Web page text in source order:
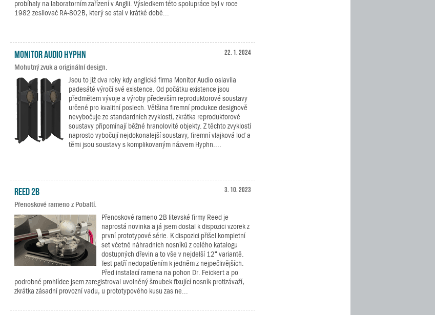
probíhaly na laboratorním zařízení v Anglii. Výsledkem této spolupráce byl v roce
1982 zesilovač RA-802B, který se stal v krátké době...
22. 1. 2024
Monitor Audio Hyphn
Mohutný zvuk a originální design.
Jsou to již dva roky kdy anglická firma Monitor Audio oslavila
padesáté výročí své existence. Od počátku existence jsou
předmětem vývoje a výroby především reproduktorové soustavy
určené pro kvalitní poslech. Většina firemní produkce designově
nevybočuje ze standardních zvyklostí, zkrátka reproduktorové
soustavy připomínají běžné hranolovité objekty. Z těchto zvyklostí
naprosto vybočují nejdokonalejší soustavy, firemní vlajková loď a
těmi jsou soustavy s komplikovaným názvem Hyphn....
3. 10. 2023
Reed 2B
Přenoskové rameno z Pobaltí.
Přenoskové rameno 2B litevské firmy Reed je
naprostá novinka a já jsem dostal k dispozici vzorek z
první prototypové série. K dispozici přišel kompletní
set včetně náhradních nosníků z celého katalogu
dostupných dřevin a to vše v nejdelší 12“ variantě.
Test patří nedopatřením k jedněm z nejpečlivějších.
Před instalací ramena na pohon Dr. Feickert a po
podrobné prohlídce jsem zaregistroval uvolněný šroubek fixující nosník protizávaží,
zkrátka zásadní provozní vadu, u prototypového kusu zas ne...